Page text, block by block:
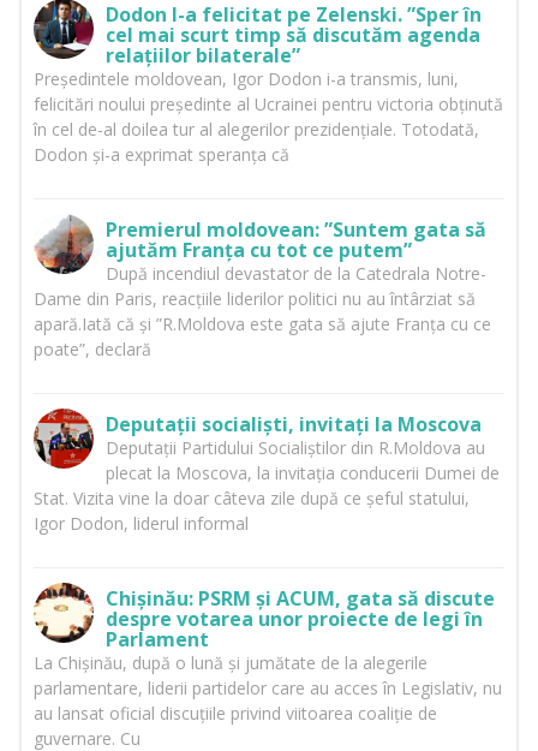
Dodon l-a felicitat pe Zelenski. ”Sper în
cel mai scurt timp să discutăm agenda
relațiilor bilaterale”
Președintele moldovean, Igor Dodon i-a transmis, luni,
felicitări noului președinte al Ucrainei pentru victoria obținută
în cel de-al doilea tur al alegerilor prezidențiale. Totodată,
Dodon și-a exprimat speranța că
Premierul moldovean: ”Suntem gata să
ajutăm Franța cu tot ce putem”
După incendiul devastator de la Catedrala Notre-
Dame din Paris, reacțiile liderilor politici nu au întârziat să
apară.Iată că și ”R.Moldova este gata să ajute Franța cu ce
poate”, declară
Deputații socialiști, invitați la Moscova
Deputații Partidului Socialiștilor din R.Moldova au
plecat la Moscova, la invitația conducerii Dumei de
Stat. Vizita vine la doar câteva zile după ce șeful statului,
Igor Dodon, liderul informal
Chișinău: PSRM și ACUM, gata să discute
despre votarea unor proiecte de legi în
Parlament
La Chișinău, după o lună și jumătate de la alegerile
parlamentare, liderii partidelor care au acces în Legislativ, nu
au lansat oficial discuțiile privind viitoarea coaliție de
guvernare. Cu